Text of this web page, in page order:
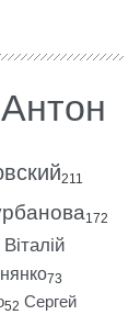
Антон
211
172
Віталій
73
52 Сергей